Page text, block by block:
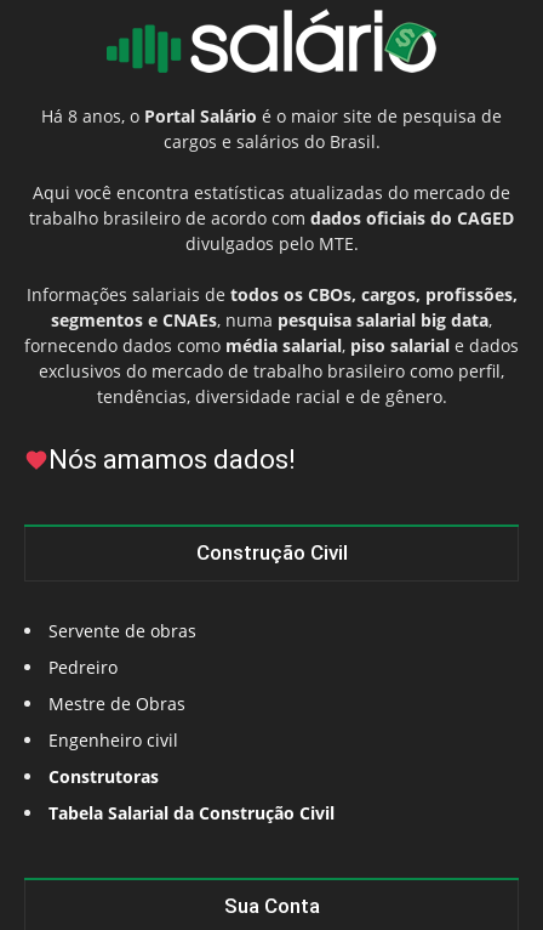
Há 8 anos, o Portal Salário é o maior site de pesquisa de
cargos e salários do Brasil.
Aqui você encontra estatísticas atualizadas do mercado de
trabalho brasileiro de acordo com dados oficiais do CAGED
divulgados pelo MTE.
Informações salariais de todos os CBOs, cargos, profissões,
segmentos e CNAEs, numa pesquisa salarial big data,
fornecendo dados como média salarial, piso salarial e dados
exclusivos do mercado de trabalho brasileiro como perfil,
tendências, diversidade racial e de gênero.
Nós amamos dados!
Construção Civil
Servente de obras
Pedreiro
Mestre de Obras
Engenheiro civil
Construtoras
Tabela Salarial da Construção Civil
Sua Conta